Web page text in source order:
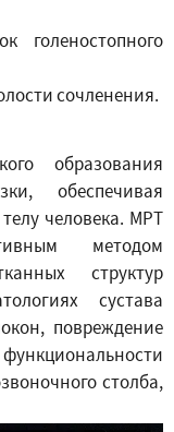
голеностопного
сочленения.
образования
обеспечивая
человека. МРТ
методом
структур
сустава
повреждение
столба,